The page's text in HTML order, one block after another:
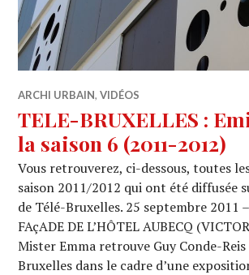
ARCHI URBAIN,VIDÉOS
TELE-BRUXELLES :
la saison 6 (2011-2012)
Vous retrouverez, ci-dessous, toutes
saison 2011/2012 qui ont été diffusée
de Télé-Bruxelles. 25 septembre 2011
FAçADE DE L’HÔTEL AUBECQ
Mister Emma retrouve Guy Conde-Reis
Bruxelles dans le cadre d’une